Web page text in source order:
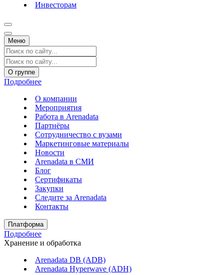
Инвесторам
Меню
О группе
Подробнее
О компании
Мероприятия
Работа в Arenadata
Партнёры
Сотрудничество с вузами
Маркетинговые материалы
Новости
Arenadata в СМИ
Блог
Сертификаты
Закупки
Следите за Аrenadata
Контакты
Платформа
Подробнее
Хранение и обработка
Arenadata DB (ADB)
Arenadata Hyperwave (ADH)